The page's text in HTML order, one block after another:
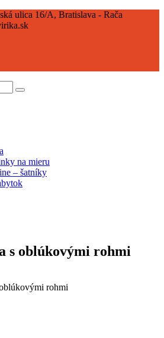
ulica 16/A, Bratislava - Rača
na mieru
– šatníky
s oblúkovými rohmi
rohmi